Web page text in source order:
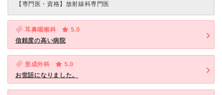
【専門医・資格】 放射線科専門医
耳鼻咽喉科
5.0
信頼度の高い病院
形成外科
5.0
お世話になりました。